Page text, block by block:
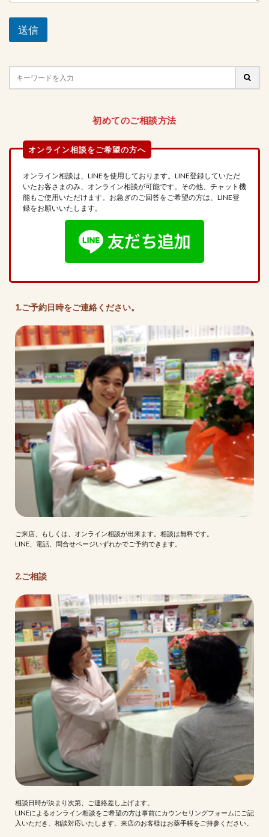
送信
初めてのご相談方法
オンライン相談は、LINEを使用しております。LINE登録していただ
いたお客さまのみ、オンライン相談が可能です。その他、チャット機
能もご使用いただけます。お急ぎのご回答をご希望の方は、LINE登
録をお願いいたします。
1.ご予約日時をご連絡ください。
ご来店、もしくは、オンライン相談が出来ます。相談は無料です。
LINE、電話、問合せページいずれかでご予約できます。
2.ご相談
相談日時が決まり次第、ご連絡差し上げます。
LINEによるオンライン相談をご希望の方は事前にカウンセリングフォームにご記
入いただき、相談対応いたします。来店のお客様はお薬手帳をご持参ください。